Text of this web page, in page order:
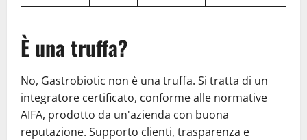
È una truffa?
No, Gastrobiotic non è una truffa. Si tratta di un
integratore certificato, conforme alle normative
AIFA, prodotto da un'azienda con buona
reputazione. Supporto clienti, trasparenza e